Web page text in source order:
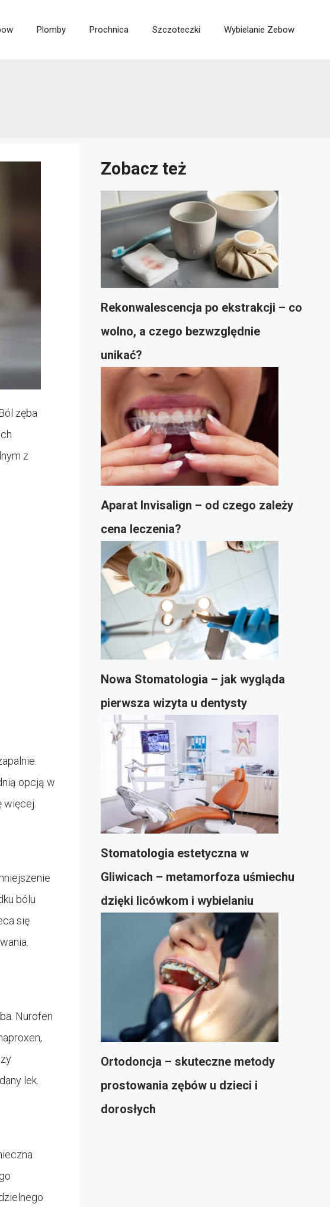
Plomby Prochnica Szczoteczki Wybielanie Zebow
zęba
z
opcją w
bólu
się
Nurofen
lek.
Zobacz też
Rekonwalescencja po ekstrakcji – co
wolno, a czego bezwzględnie
unikać?
Aparat Invisalign – od czego zależy
cena leczenia?
Nowa Stomatologia – jak wygląda
pierwsza wizyta u dentysty
Stomatologia estetyczna w
Gliwicach – metamorfoza uśmiechu
dzięki licówkom i wybielaniu
Ortodoncja – skuteczne metody
prostowania zębów u dzieci i
dorosłych